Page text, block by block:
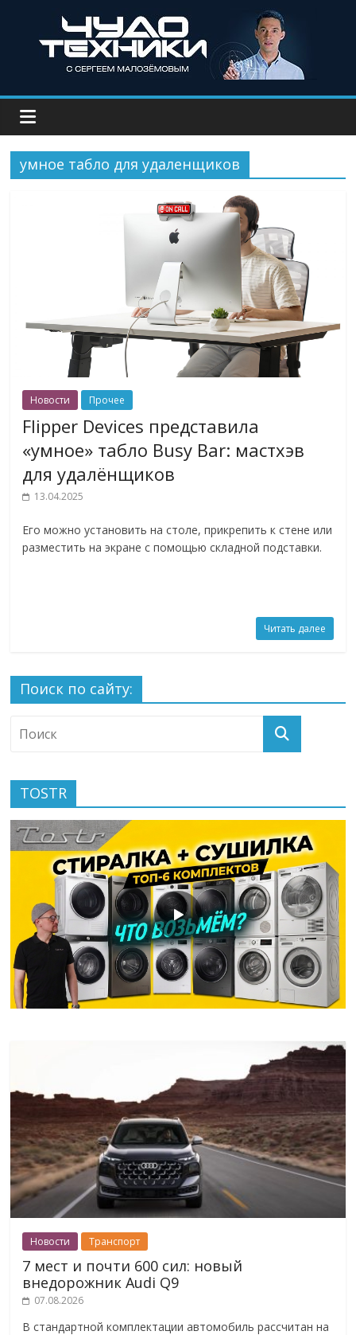
умное табло для удаленщиков
Новости Прочее
Flipper Devices представила
«умное» табло Busy Bar: мастхэв
для удалёнщиков
13.04.2025
Его можно установить на столе, прикрепить к стене или
разместить на экране с помощью складной подставки.
Читать далее
Поиск по сайту:
TOSTR
Новости Транспорт
7 мест и почти 600 сил: новый
внедорожник Audi Q9
07.08.2026
В стандартной комплектации автомобиль рассчитан на